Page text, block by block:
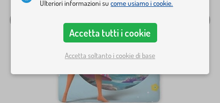
Ulteriori informazioni sucome usiamo i cookie.
Accetta tutti i cookie
Accetta soltanto i cookie di base